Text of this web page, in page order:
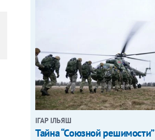
ІГАР ІЛЬЯШ
Тайна “Союзной решимости”